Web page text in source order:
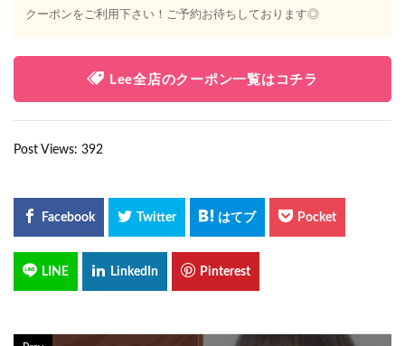
クーポンをご利用下さい！ご予約お待ちしております◎
Lee全店のクーポン一覧はコチラ
Post Views: 392